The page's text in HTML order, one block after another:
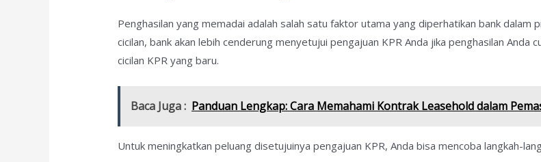
Penghasilan yang memadai adalah salah satu faktor utama yang diperhatikan bank dalam
cicilan, bank akan lebih cenderung menyetujui pengajuan KPR Anda jika penghasilan Anda
cicilan KPR yang baru.
Baca Juga : Panduan Lengkap: Cara Memahami Kontrak Leasehold dalam
Untuk meningkatkan peluang disetujuinya pengajuan KPR, Anda bisa mencoba langkah-